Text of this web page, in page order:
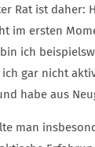
Rat ist daher:
im ersten
ich
gar nicht
habe aus
man